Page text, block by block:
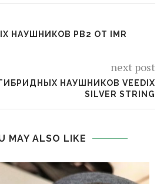
НАУШНИКОВ PB2 ОТ IMR
next post
НАУШНИКОВ VEEDIX
SILVER STRING
MAY ALSO LIKE